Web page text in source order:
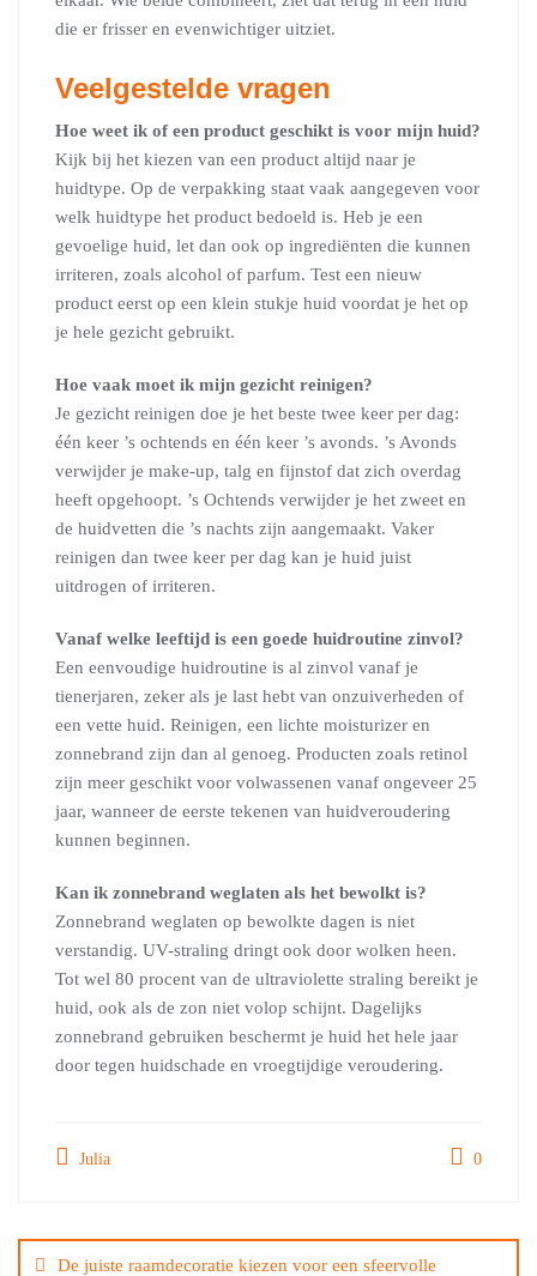
die er frisser en evenwichtiger uitziet.
Veelgestelde vragen
Hoe weet ik of een product geschikt is voor mijn huid?
Kijk bij het kiezen van een product altijd naar je
huidtype. Op de verpakking staat vaak aangegeven voor
welk huidtype het product bedoeld is. Heb je een
gevoelige huid, let dan ook op ingrediënten die kunnen
irriteren, zoals alcohol of parfum. Test een nieuw
product eerst op een klein stukje huid voordat je het op
je hele gezicht gebruikt.
Hoe vaak moet ik mijn gezicht reinigen?
Je gezicht reinigen doe je het beste twee keer per dag:
één keer ’s ochtends en één keer ’s avonds. ’s Avonds
verwijder je make-up, talg en fijnstof dat zich overdag
heeft opgehoopt. ’s Ochtends verwijder je het zweet en
de huidvetten die ’s nachts zijn aangemaakt. Vaker
reinigen dan twee keer per dag kan je huid juist
uitdrogen of irriteren.
Vanaf welke leeftijd is een goede huidroutine zinvol?
Een eenvoudige huidroutine is al zinvol vanaf je
tienerjaren, zeker als je last hebt van onzuiverheden of
een vette huid. Reinigen, een lichte moisturizer en
zonnebrand zijn dan al genoeg. Producten zoals retinol
zijn meer geschikt voor volwassenen vanaf ongeveer 25
jaar, wanneer de eerste tekenen van huidveroudering
kunnen beginnen.
Kan ik zonnebrand weglaten als het bewolkt is?
Zonnebrand weglaten op bewolkte dagen is niet
verstandig. UV-straling dringt ook door wolken heen.
Tot wel 80 procent van de ultraviolette straling bereikt je
huid, ook als de zon niet volop schijnt. Dagelijks
zonnebrand gebruiken beschermt je huid het hele jaar
door tegen huidschade en vroegtijdige veroudering.
Julia 0
navigatie
De juiste raamdecoratie kiezen voor een sfeervolle